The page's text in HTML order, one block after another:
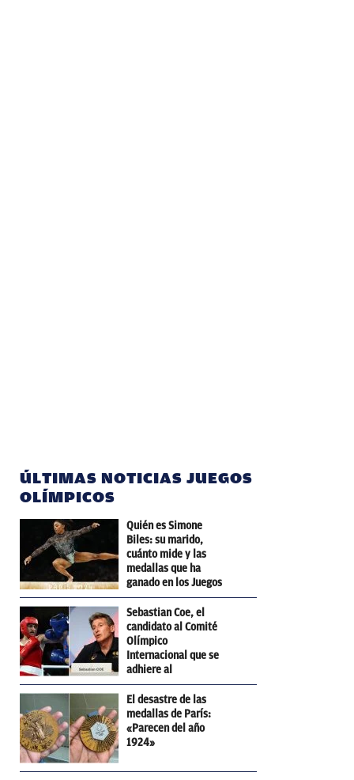
ÚLTIMAS NOTICIAS JUEGOS
OLÍMPICOS
Quién es Simone
Biles: su marido,
cuánto mide y las
medallas que ha
ganado en los Juegos
Olímpicos
Sebastian Coe, el
candidato al Comité
Olímpico
Internacional que se
adhiere al
pensamiento de
Trump
El desastre de las
medallas de París:
«Parecen del año
1924»